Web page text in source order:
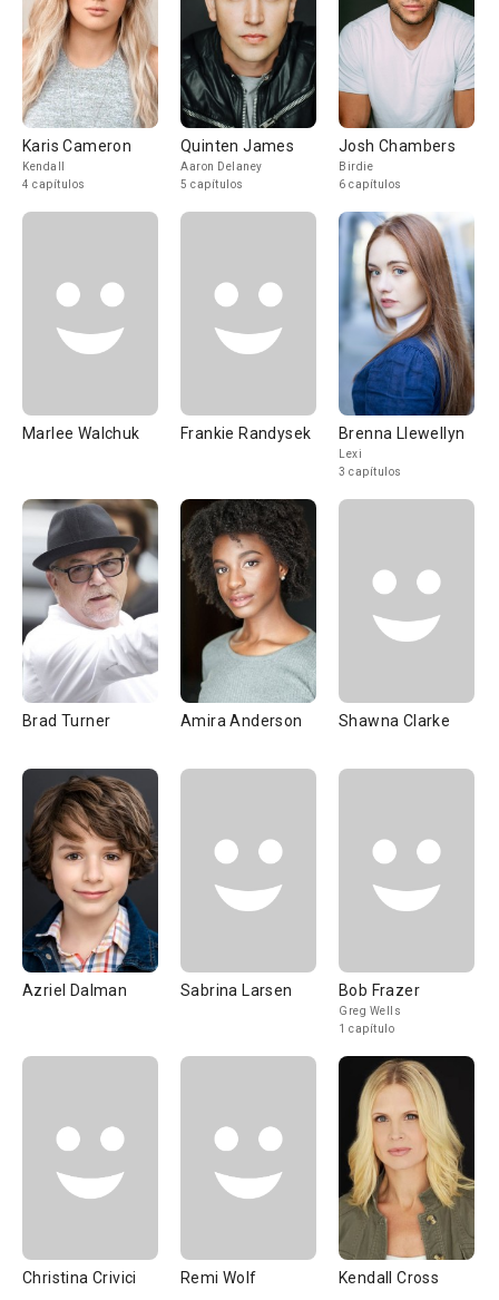
Karis Cameron
Kendall
4 capítulos
Quinten James
Aaron Delaney
5 capítulos
Josh Chambers
Birdie
6 capítulos
Marlee Walchuk Frankie Randysek Brenna Llewellyn
Lexi
3 capítulos
Brad Turner Amira Anderson Shawna Clarke
Azriel Dalman Sabrina Larsen Bob Frazer
Greg Wells
1 capítulo
Christina Crivici Remi Wolf Kendall Cross